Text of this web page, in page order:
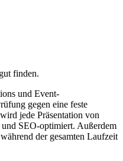
finden.
und Event-
gegen eine feste
jede Präsentation von
SEO-optimiert. Außerdem
der gesamten Laufzeit